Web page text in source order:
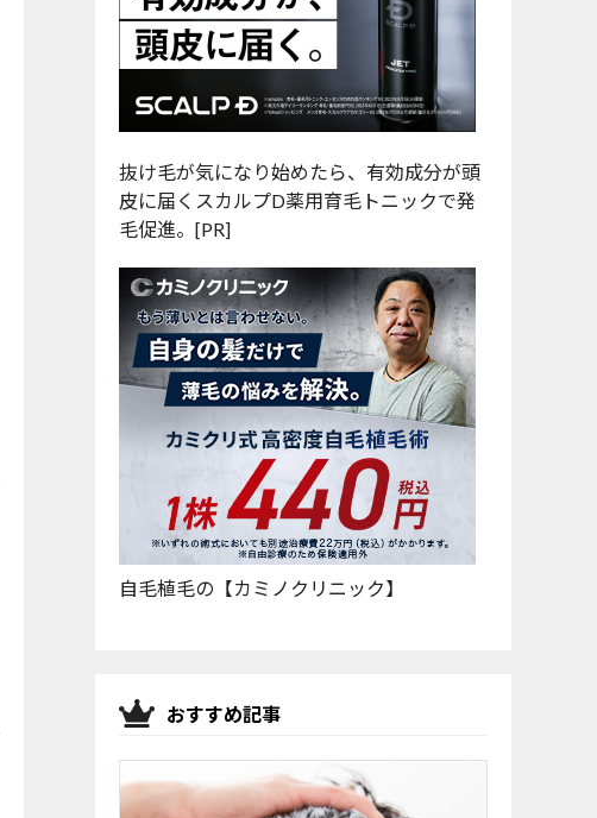
抜け毛が気になり始めたら、有効成分が頭
皮に届くスカルプD薬用育毛トニックで発
毛促進。[PR]
自毛植毛の【カミノクリニック】
おすすめ記事